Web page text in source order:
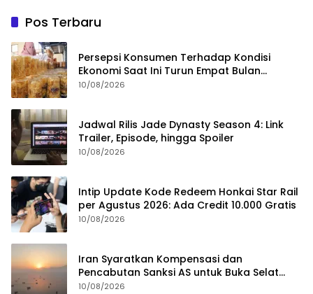
Pos Terbaru
Persepsi Konsumen Terhadap Kondisi
Ekonomi Saat Ini Turun Empat Bulan
Berturut-Turut
10/08/2026
Jadwal Rilis Jade Dynasty Season 4: Link
Trailer, Episode, hingga Spoiler
10/08/2026
Intip Update Kode Redeem Honkai Star Rail
per Agustus 2026: Ada Credit 10.000 Gratis
10/08/2026
Iran Syaratkan Kompensasi dan
Pencabutan Sanksi AS untuk Buka Selat
Hormuz
10/08/2026